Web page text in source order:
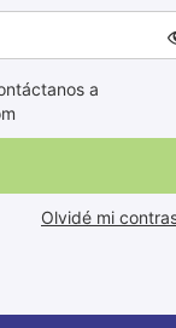
a
Olvidé mi